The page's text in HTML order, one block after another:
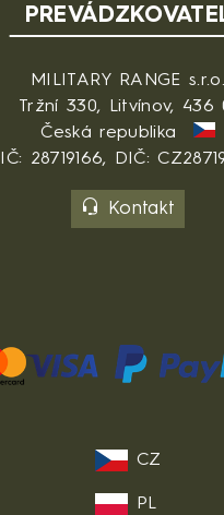
MILITARY RANGE s.r.o.
Tržní 330, Litvínov, 436
Česká republika
IČ: 28719166, DIČ:
Kontakt
CZ
PL